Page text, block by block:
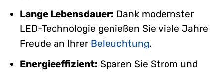
Lange Lebensdauer: Dank modernster
LED-Technologie genießen Sie viele Jahre
Freude an Ihrer Beleuchtung.
Energieeffizient: Sparen Sie Strom und